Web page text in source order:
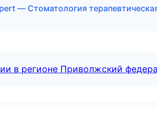
— Стоматология
в регионе Приволжский